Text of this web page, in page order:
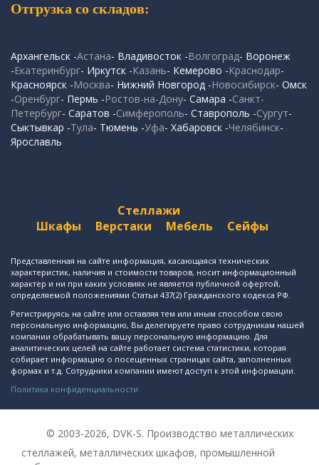
Отгрузка со складов:
Архангельск -Астана- Владивосток -Волгоград- Воронеж
-Екатеринбург- Иркутск -Казань- Кемерово -Краснодар-
Красноярск -Москва- Нижний Новгород -Новосибирск- Омск
-Оренбург- Пермь -Ростов-на-Дону- Самара -Санкт-
Петербург- Саратов -Симферополь- Ставрополь -Сургут-
Сыктывкар -Тула- Тюмень -Уфа- Хабаровск -Челябинск-
Ярославль
Стеллажи
Шкафы
Верстаки Мебель Сейфы
Представленная на сайте информация, касающаяся технических
характеристик, наличия и стоимости товаров, носит информационный
характер и ни при каких условиях не является публичной офертой,
определяемой положениями Статьи 437(2) Гражданского кодекса РФ.
Регистрируясь на сайте или оставляя тем или иным способом свою
персональную информацию, Вы делегируете право сотрудникам нашей
компании обрабатывать вашу персональную информацию. Для
аналитических целей на сайте работает система статистики, которая
собирает информацию о посещенных страницах сайта, заполненных
формах и т.д. Сотрудники компании имеют доступ к этой информации.
Политика конфиденциальности
© 2003-2026, DVK-S. Производство металлических
стеллажей, металлических шкафов, промышленной